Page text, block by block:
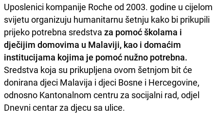
Uposlenici kompanije Roche od 2003. godine u cijelom
svijetu organizuju humanitarnu šetnju kako bi prikupili
prijeko potrebna sredstva za pomoć školama i
dječijim domovima u Malaviji, kao i domaćim
institucijama kojima je pomoć nužno potrebna.
Sredstva koja su prikupljena ovom šetnjom bit će
donirana djeci Malavija i djeci Bosne i Hercegovine,
odnosno Kantonalnom centru za socijalni rad, odjel
Dnevni centar za djecu sa ulice.